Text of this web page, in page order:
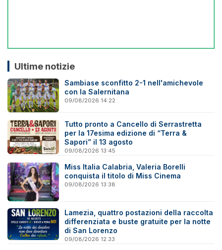
Ultime notizie
Sambiase sconfitto 2-1 nell'amichevole
con la Salernitana
09/08/2026 14:22
Tutto pronto a Cancello di Serrastretta
per la 17esima edizione di “Terra &
Sapori” il 13 agosto
09/08/2026 13:45
Miss Italia Calabria, Valeria Borelli
conquista il titolo di Miss Cinema
09/08/2026 13:38
Lamezia, quattro postazioni della raccolta
differenziata e buste gratuite per la notte
di San Lorenzo
09/08/2026 12:33